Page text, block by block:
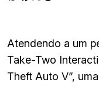
Atendendo a um
Take-Two
Theft Auto V”,